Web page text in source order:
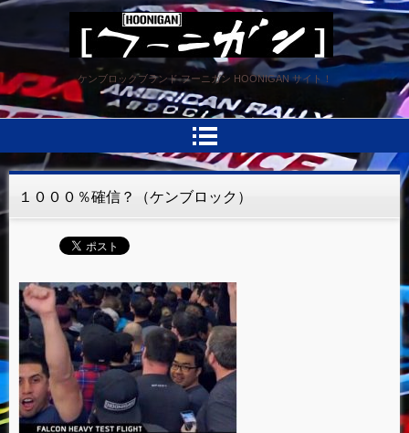
HOONIGAN フーニガン
ケンブロックブランド フーニガン HOONIGAN サイト！
１０００％確信？（ケンブロック）